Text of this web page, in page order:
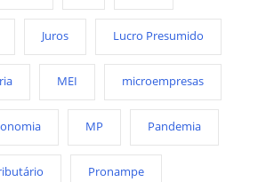
Juros Lucro Presumido
MEI microempresas
MP Pandemia
Pronampe